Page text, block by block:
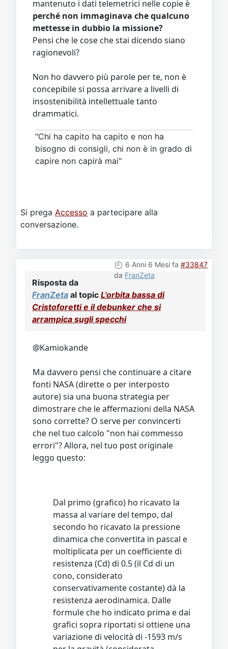
mantenuto i dati telemetrici nelle copie è
perché non immaginava che qualcuno
mettesse in dubbio la missione?
Pensi che le cose che stai dicendo siano
ragionevoli?
Non ho davvero più parole per te, non è
concepibile si possa arrivare a livelli di
insostenibilità intellettuale tanto
drammatici.
"Chi ha capito ha capito e non ha
bisogno di consigli, chi non è in grado di
capire non capirà mai"
Si prega Accesso a partecipare alla
conversazione.
6 Anni 6 Mesi fa #33847
da FranZeta
Risposta da
FranZeta al topic L'orbita bassa di
Cristoforetti e il debunker che si
arrampica sugli specchi
@Kamiokande
Ma davvero pensi che continuare a citare
fonti NASA (dirette o per interposto
autore) sia una buona strategia per
dimostrare che le affermazioni della NASA
sono corrette? O serve per convincerti
che nel tuo calcolo "non hai commesso
errori"? Allora, nel tuo post originale
leggo questo:
Dal primo (grafico) ho ricavato la
massa al variare del tempo, dal
secondo ho ricavato la pressione
dinamica che convertita in pascal e
moltiplicata per un coefficiente di
resistenza (Cd) di 0.5 (il Cd di un
cono, considerato
conservativamente costante) dà la
resistenza aerodinamica. Dalle
formule che ho indicato prima e dai
grafici sopra riportati si ottiene una
variazione di velocità di -1593 m/s